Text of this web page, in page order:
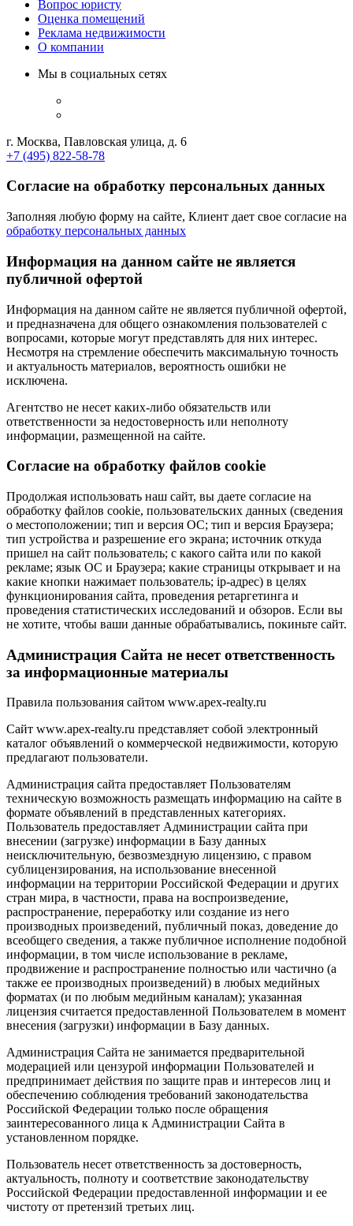
Вопрос юристу
Оценка помещений
Реклама недвижимости
О компании
Мы в социальных сетях
г. Москва, Павловская улица, д. 6
+7 (495) 822-58-78
Согласие на обработку персональных данных
Заполняя любую форму на сайте, Клиент дает свое согласие на
обработку персональных данных
Информация на данном сайте не является
публичной офертой
Информация на данном сайте не является публичной офертой,
и предназначена для общего ознакомления пользователей с
вопросами, которые могут представлять для них интерес.
Несмотря на стремление обеспечить максимальную точность
и актуальность материалов, вероятность ошибки не
исключена.
Агентство не несет каких-либо обязательств или
ответственности за недостоверность или неполноту
информации, размещенной на сайте.
Cогласие на обработку файлов cookie
Продолжая использовать наш сайт, вы даете согласие на
обработку файлов cookie, пользовательских данных (сведения
о местоположении; тип и версия ОС; тип и версия Браузера;
тип устройства и разрешение его экрана; источник откуда
пришел на сайт пользователь; с какого сайта или по какой
рекламе; язык ОС и Браузера; какие страницы открывает и на
какие кнопки нажимает пользователь; ip-адрес) в целях
функционирования сайта, проведения ретаргетинга и
проведения статистических исследований и обзоров. Если вы
не хотите, чтобы ваши данные обрабатывались, покиньте сайт.
Администрация Сайта не несет ответственность
за информационные материалы
Правила пользования сайтом www.apex-realty.ru
Сайт www.apex-realty.ru представляет собой электронный
каталог объявлений о коммерческой недвижимости, которую
предлагают пользователи.
Администрация сайта предоставляет Пользователям
техническую возможность размещать информацию на сайте в
формате объявлений в представленных категориях.
Пользователь предоставляет Администрации сайта при
внесении (загрузке) информации в Базу данных
неисключительную, безвозмездную лицензию, с правом
сублицензирования, на использование внесенной
информации на территории Российской Федерации и других
стран мира, в частности, права на воспроизведение,
распространение, переработку или создание из него
производных произведений, публичный показ, доведение до
всеобщего сведения, а также публичное исполнение подобной
информации, в том числе использование в рекламе,
продвижение и распространение полностью или частично (а
также ее производных произведений) в любых медийных
форматах (и по любым медийным каналам); указанная
лицензия считается предоставленной Пользователем в момент
внесения (загрузки) информации в Базу данных.
Администрация Сайта не занимается предварительной
модерацией или цензурой информации Пользователей и
предпринимает действия по защите прав и интересов лиц и
обеспечению соблюдения требований законодательства
Российской Федерации только после обращения
заинтересованного лица к Администрации Сайта в
установленном порядке.
Пользователь несет ответственность за достоверность,
актуальность, полноту и соответствие законодательству
Российской Федерации предоставленной информации и ее
чистоту от претензий третьих лиц.